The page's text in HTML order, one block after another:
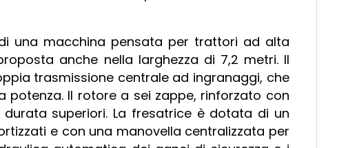
una macchina pensata per trattori ad alta
anche nella larghezza di 7,2 metri. Il
trasmissione centrale ad ingranaggi, che
Il rotore a sei zappe, rinforzato con
superiori. La fresatrice è dotata di un
e con una manovella centralizzata per